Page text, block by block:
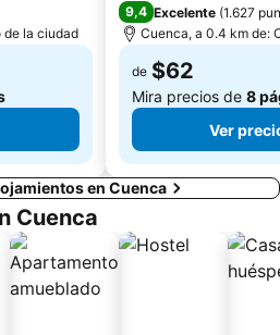
de la ciudad
9,4 Excelente (1.627
Cuenca, a 0.4 km de:
de $62
Mira precios de 8
Ver
en Cuenca
Cuenca